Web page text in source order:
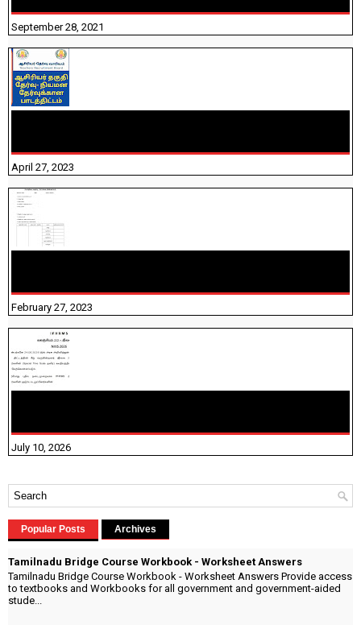
September 28, 2021
April 27, 2023
February 27, 2023
July 10, 2026
Popular Posts Archives
Tamilnadu Bridge Course Workbook - Worksheet Answers
Tamilnadu Bridge Course Workbook - Worksheet Answers Provide access
to textbooks and Workbooks for all government and government-aided
stude...